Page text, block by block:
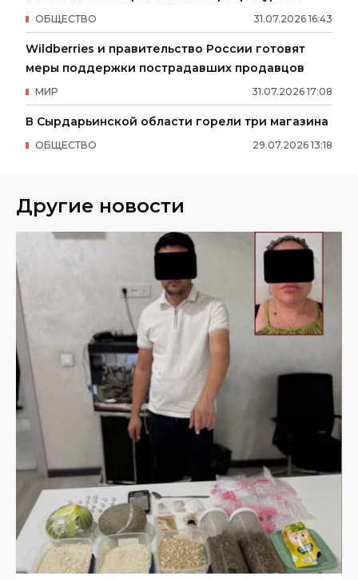
31.07.2026 16:43
ОБЩЕСТВО
Wildberries и правительство России готовят
меры поддержки пострадавших продавцов
31.07.2026 17:08
МИР
В Сырдарьинской области горели три магазина
29.07.2026 13:18
ОБЩЕСТВО
Другие новости